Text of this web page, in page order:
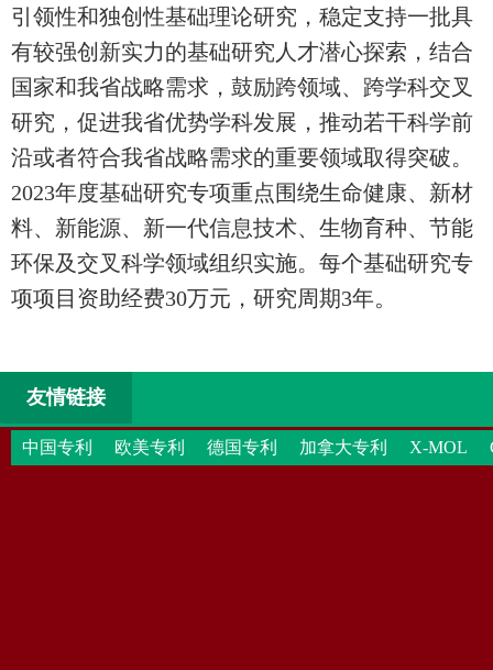
引领性和独创性基础理论研究，稳定支持一批具
有较强创新实力的基础研究人才潜心探索，结合
国家和我省战略需求，鼓励跨领域、跨学科交叉
研究，促进我省优势学科发展，推动若干科学前
沿或者符合我省战略需求的重要领域取得突破。
2023年度基础研究专项重点围绕生命健康、新材
料、新能源、新一代信息技术、生物育种、节能
环保及交叉科学领域组织实施。每个基础研究专
项项目资助经费30万元，研究周期3年。
友情链接
中国专利 欧美专利 德国专利 加拿大专利 X-MOL